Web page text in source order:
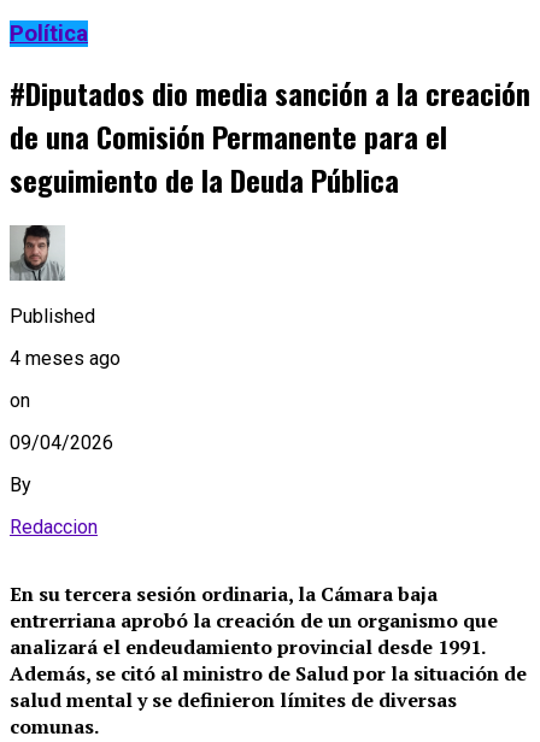
Política
#Diputados dio media sanción a la creación
de una Comisión Permanente para el
seguimiento de la Deuda Pública
Published
4 meses ago
on
09/04/2026
By
Redaccion
En su tercera sesión ordinaria, la Cámara baja
entrerriana aprobó la creación de un organismo que
analizará el endeudamiento provincial desde 1991.
Además, se citó al ministro de Salud por la situación de
salud mental y se definieron límites de diversas
comunas.